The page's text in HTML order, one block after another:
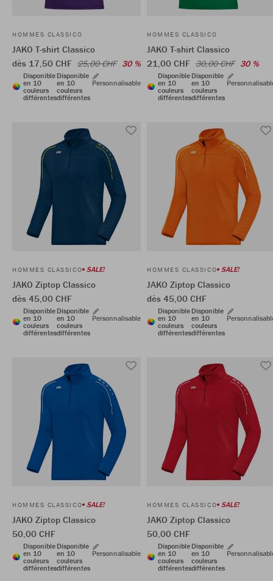
HOMMES CLASSICO
JAKO T-shirt Classico
dès 17,50 CHF 25,00 CHF 30 %
Disponible
en 10
couleurs
différentes
Disponible
en 10
couleurs
différentes
Personnalisable
HOMMES CLASSICO
JAKO T-shirt Classico
21,00 CHF 30,00 CHF 30 %
Disponible
en 10
couleurs
différentes
Disponible
en 10
couleurs
différentes
HOMMES CLASSICO SALE!
JAKO Ziptop Classico
dès 45,00 CHF
Disponible
en 10
couleurs
différentes
Disponible
en 10
couleurs
différentes
Personnalisable
HOMMES CLASSICO SALE!
JAKO Ziptop Classico
dès 45,00 CHF
Disponible
en 10
couleurs
différentes
Disponible
en 10
couleurs
différentes
HOMMES CLASSICO SALE!
JAKO Ziptop Classico
50,00 CHF
Disponible
en 10
couleurs
différentes
Disponible
en 10
couleurs
différentes
Personnalisable
HOMMES CLASSICO SALE!
JAKO Ziptop Classico
50,00 CHF
Disponible
en 10
couleurs
différentes
Disponible
en 10
couleurs
différentes